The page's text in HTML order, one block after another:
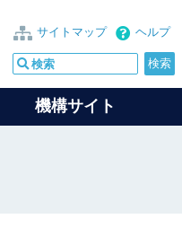
ヘルプ
サイトマップ
機構サイト